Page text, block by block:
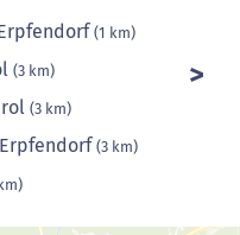
(1 km)
(3 km)
(3 km)
(3 km)